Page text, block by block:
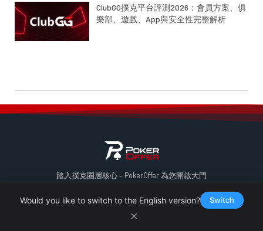
ClubGG撲克平台評測2026：會員方案、俱
樂部、遊戲、App與安全性完整解析
踏入撲克圈層核心 – PokerOffer 為您開啟大門
嚴選頂尖平台與獨家優惠，確保安全且高價值的體驗。
立即聯絡我們，鎖定您的專屬席位。
聯絡我們
電子郵件：SUPPORT@POKEROFFER.COM
Would you like to switch to the English version? Switch
×